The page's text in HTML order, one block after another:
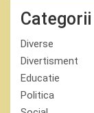
Categorii
Diverse
Divertisment
Educatie
Politica